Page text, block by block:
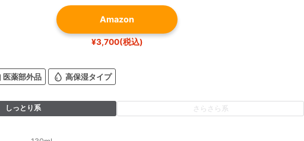
Amazon
¥3,700(税込)
医薬部外品 高保湿タイプ
しっとり系 さらさら系